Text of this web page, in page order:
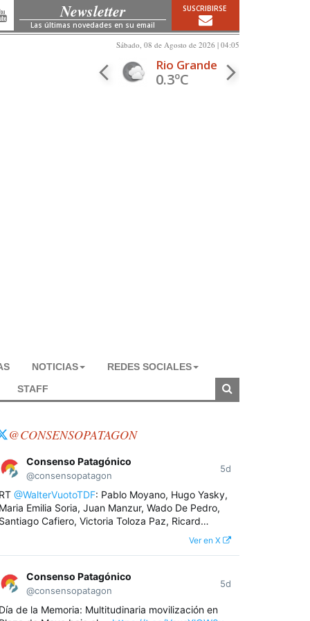
Newsletter
Las últimas novedades en su email
SUSCRIBIRSE
Sábado, 08 de Agosto de 2026 | 04:05
Rio Grande
0.3ºC
NOTICIAS
REDES SOCIALES
STAFF
@CONSENSOPATAGON
Consenso Patagónico
@consensopatagon
5d
RT @WalterVuotoTDF: Pablo Moyano, Hugo Yasky,
Maria Emilia Soria, Juan Manzur, Wado De Pedro,
Santiago Cafiero, Victoria Toloza Paz, Ricard…
Ver en X
Consenso Patagónico
@consensopatagon
5d
Día de la Memoria: Multitudinaria movilización en